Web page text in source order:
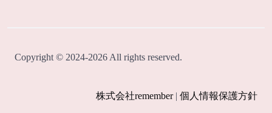
Copyright © 2024-2026 All rights reserved.
株式会社remember| 個人情報保護方針